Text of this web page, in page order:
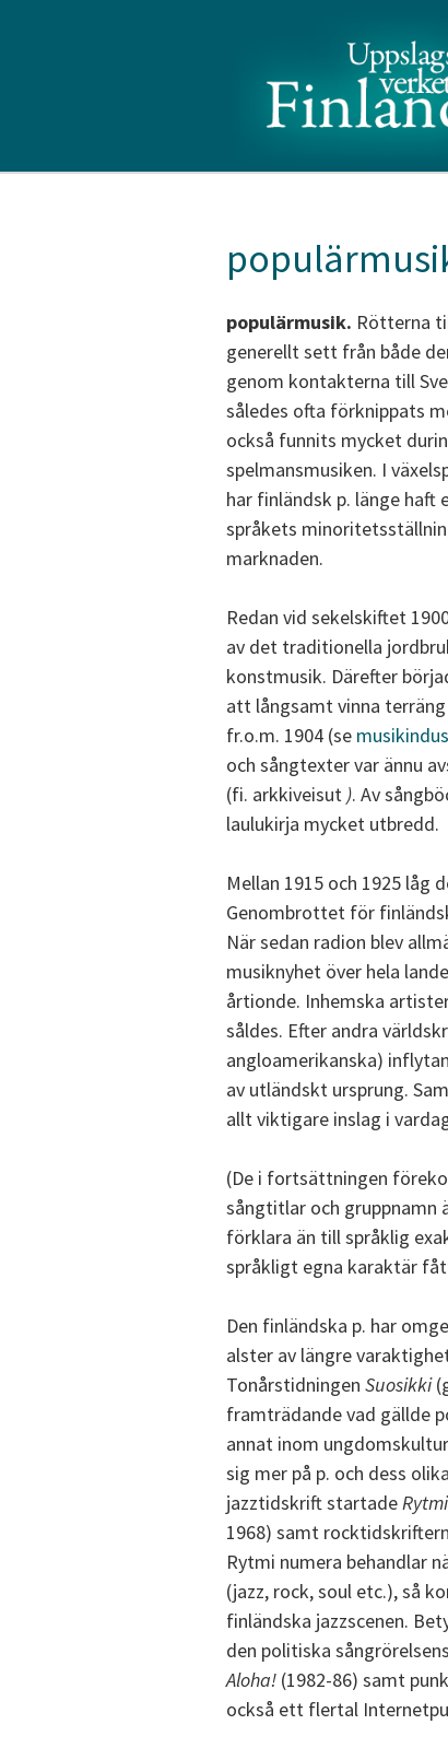
populärmusik. Rötterna
generellt sett från både
genom kontakterna till
således ofta förknippats
också funnits mycket
spelmansmusiken. I
har finländsk p. länge
språkets
marknaden.
Redan vid sekelskiftet
av det traditionella
konstmusik. Därefter
att långsamt vinna
fr.o.m. 1904 (se
och sångtexter var ännu
(fi. arkkiveisut ). Av
laulukirja mycket utbredd.
Mellan 1915 och 1925 låg
Genombrottet för
När sedan radion blev
musiknyhet över hela
årtionde. Inhemska
såldes. Efter andra
angloamerikanska)
av utländskt ursprung.
allt viktigare inslag i
(De i fortsättningen
sångtitlar och
förklara än till språklig
språkligt egna karaktär
Den finländska p. har
alster av längre
Tonårstidningen Suosikki
framträdande vad gällde
annat inom
sig mer på p. och dess
jazztidskrift startadeRytmi
1968) samt
Rytmi numera behandlar
(jazz, rock, soul etc.), så
finländska jazzscenen.
den politiska
Aloha! (1982-86) samt
också ett flertal